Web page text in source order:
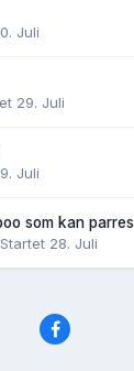
Juli
29. Juli
Juli
som kan parres
Startet 28. Juli